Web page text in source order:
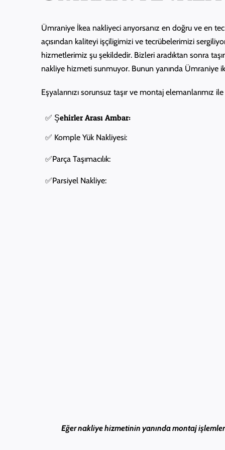
Ümraniye İkea nakliyeci arıyorsanız en doğru ve en
açısından kaliteyi işçiligimizi ve tecrübelerimizi
hizmetlerimiz şu şekildedir. Bizleri aradıktan sonra
nakliye hizmeti sunmuyor. Bunun yanında Ümraniye
Eşyalarınızı sorunsuz taşır ve montaj elemanlarımız
✅ Şehirler Arası Ambar:
✅ Komple Yük Nakliyesi:
✅Parça Taşımacılık:
✅Parsiyel Nakliye:
Eğer nakliye hizmetinin yanında montaj